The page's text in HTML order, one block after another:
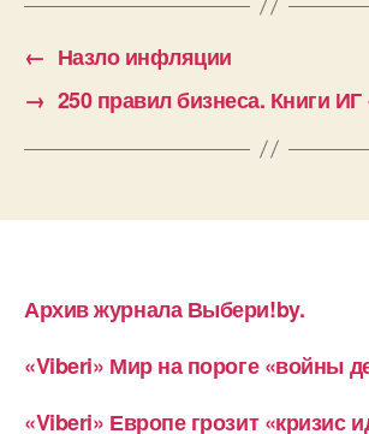
← Назло инфляции
→ 250 правил бизнеса. Книги
Архив журнала Выбери!by.
«Viberi» Мир на пороге «войны
«Viberi» Европе грозит «кризис